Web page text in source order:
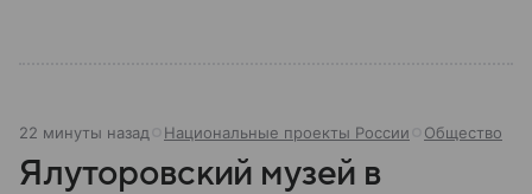
22 минуты назад Национальные проекты России Общество
Ялуторовский музей в